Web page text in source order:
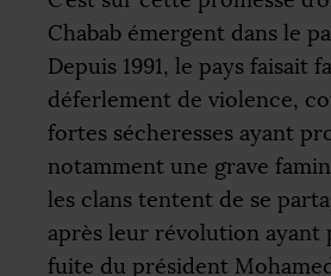
Chabab émergent dans le
Depuis 1991, le pays faisait
déferlement de violence,
fortes sécheresses ayant
notamment une grave
les clans tentent de se
après leur révolution ayant
fuite du président